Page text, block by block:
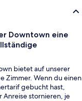
Downtown eine
bietet auf unserer
Zimmer. Wenn du einen
gebucht hast,
Anreise stornieren, je